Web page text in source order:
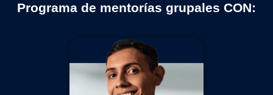
Programa de mentorías grupales CON: